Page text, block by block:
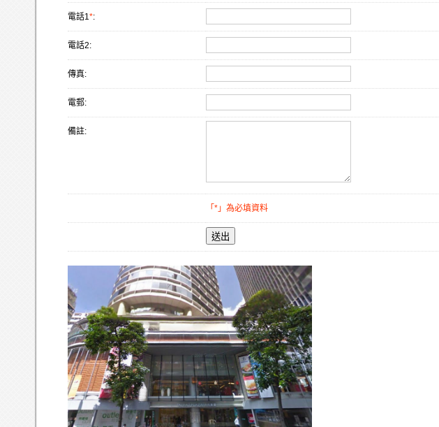
電話1*:
電話2:
傳真:
電郵:
備註:
「*」為必填資料
送出